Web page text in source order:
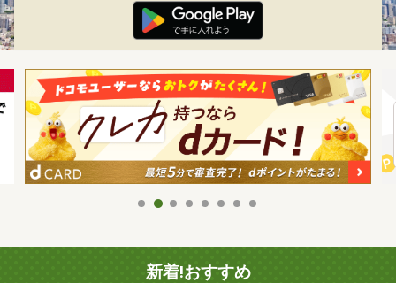
新着!おすすめ